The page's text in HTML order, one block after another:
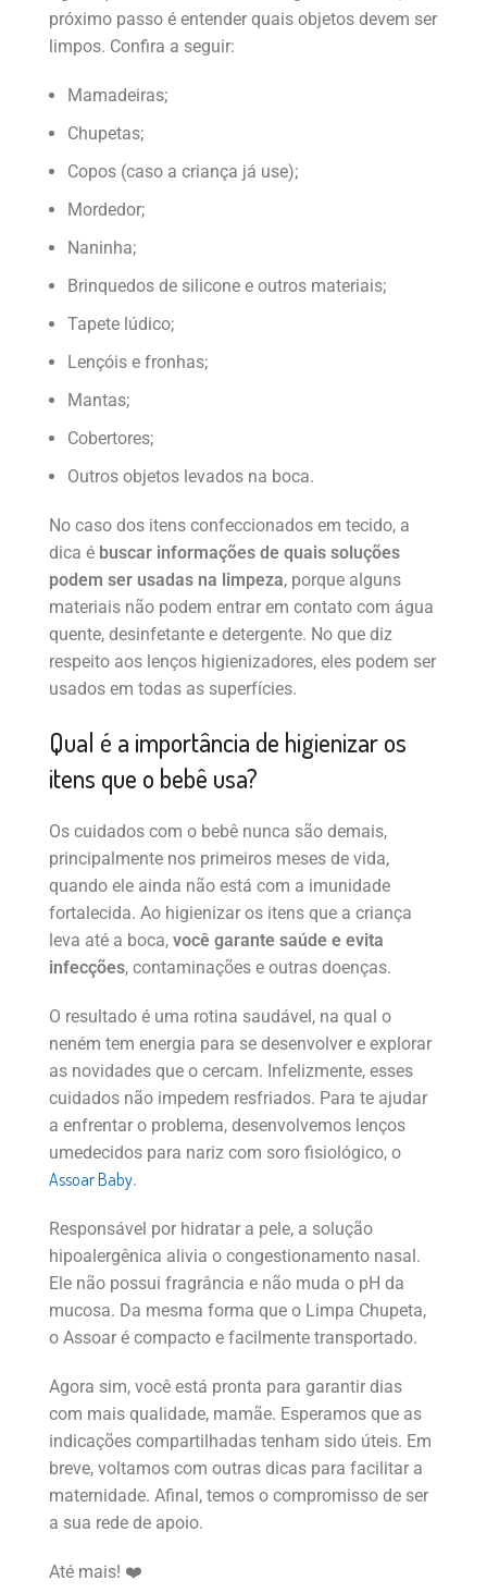
próximo passo é entender quais objetos devem ser
limpos. Confira a seguir:
Mamadeiras;
Chupetas;
Copos (caso a criança já use);
Mordedor;
Naninha;
Brinquedos de silicone e outros materiais;
Tapete lúdico;
Lençóis e fronhas;
Mantas;
Cobertores;
Outros objetos levados na boca.
No caso dos itens confeccionados em tecido, a
dica é buscar informações de quais soluções
podem ser usadas na limpeza, porque alguns
materiais não podem entrar em contato com água
quente, desinfetante e detergente. No que diz
respeito aos lenços higienizadores, eles podem ser
usados em todas as superfícies.
Qual é a importância de higienizar os
itens que o bebê usa?
Os cuidados com o bebê nunca são demais,
principalmente nos primeiros meses de vida,
quando ele ainda não está com a imunidade
fortalecida. Ao higienizar os itens que a criança
leva até a boca, você garante saúde e evita
infecções, contaminações e outras doenças.
O resultado é uma rotina saudável, na qual o
neném tem energia para se desenvolver e explorar
as novidades que o cercam. Infelizmente, esses
cuidados não impedem resfriados. Para te ajudar
a enfrentar o problema, desenvolvemos lenços
umedecidos para nariz com soro fisiológico, o
Assoar Baby.
Responsável por hidratar a pele, a solução
hipoalergênica alivia o congestionamento nasal.
Ele não possui fragrância e não muda o pH da
mucosa. Da mesma forma que o Limpa Chupeta,
o Assoar é compacto e facilmente transportado.
Agora sim, você está pronta para garantir dias
com mais qualidade, mamãe. Esperamos que as
indicações compartilhadas tenham sido úteis. Em
breve, voltamos com outras dicas para facilitar a
maternidade. Afinal, temos o compromisso de ser
a sua rede de apoio.
Até mais! ❤️